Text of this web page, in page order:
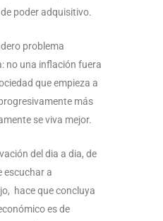
poder adquisitivo.
problema
no una inflación fuera
que empieza a
más
se viva mejor.
del dia a dia, de
escuchar a
hace que concluya
es de